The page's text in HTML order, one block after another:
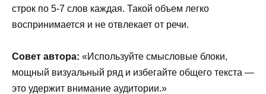
строк по 5-7 слов каждая. Такой объем легко
воспринимается и не отвлекает от речи.
Совет автора: «Используйте смысловые блоки,
мощный визуальный ряд и избегайте общего текста —
это удержит внимание аудитории.»